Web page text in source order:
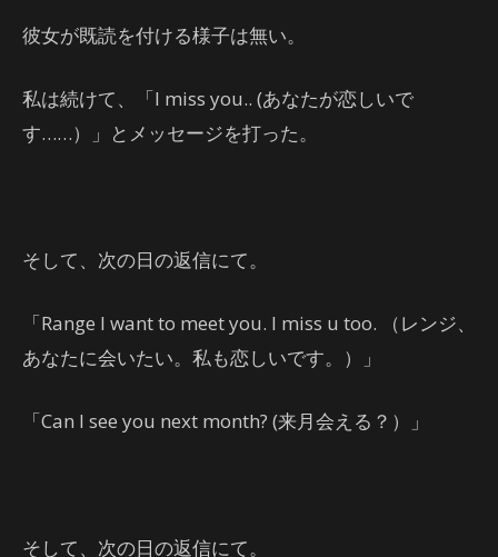
彼女が既読を付ける様子は無い。
私は続けて、「I miss you.. (あなたが恋しいで
す……）」とメッセージを打った。
そして、次の日の返信にて。
「Range I want to meet you. I miss u too. （レンジ、
あなたに会いたい。私も恋しいです。）」
「Can I see you next month? (来月会える？）」
そして、次の日の返信にて。